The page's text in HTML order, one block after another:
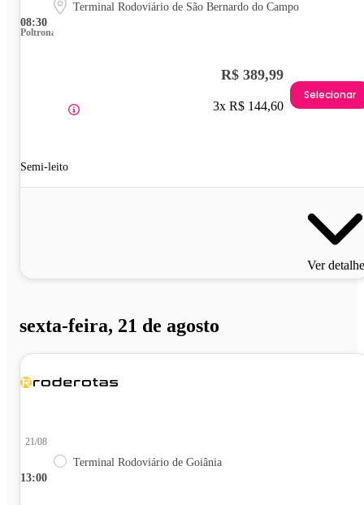
08:30
Terminal Rodoviário de São Bernardo do Campo
Poltrona
Semi-leito
R$ 389,99
3x R$ 144,60
Selecionar
Ver
sexta-feira, 21 de agosto
13:00
21/08
Terminal Rodoviário de Goiânia